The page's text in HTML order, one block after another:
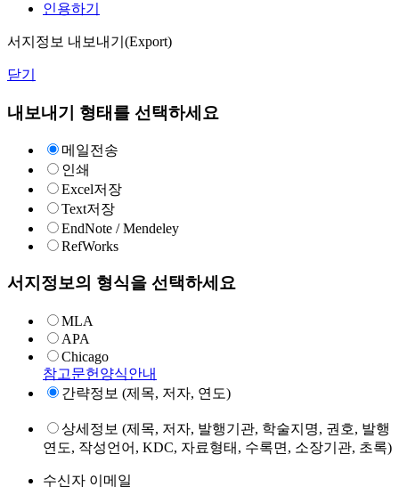
인용하기
서지정보 내보내기(Export)
닫기
내보내기 형태를 선택하세요
메일전송
인쇄
Excel저장
Text저장
EndNote / Mendeley
RefWorks
서지정보의 형식을 선택하세요
MLA
APA
Chicago
참고문헌양식안내
간략정보 (제목, 저자, 연도)
상세정보 (제목, 저자, 발행기관, 학술지명, 권호, 발행
연도, 작성언어, KDC, 자료형태, 수록면, 소장기관, 초록)
수신자 이메일